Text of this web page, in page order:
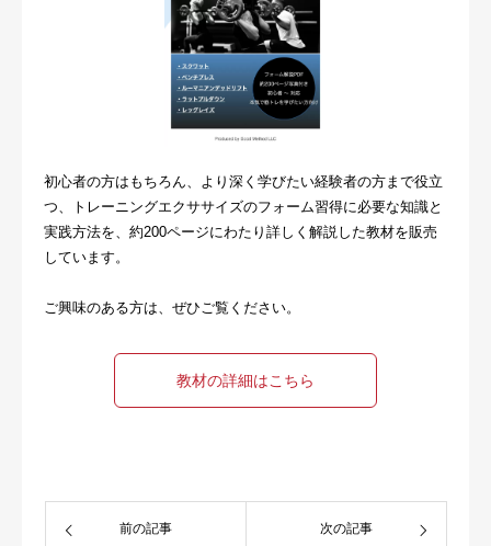
初心者の方はもちろん、より深く学びたい経験者の方まで役立
つ、トレーニングエクササイズのフォーム習得に必要な知識と
実践方法を、約200ページにわたり詳しく解説した教材を販売
しています。
ご興味のある方は、ぜひご覧ください。
教材の詳細はこちら
前の記事 次の記事